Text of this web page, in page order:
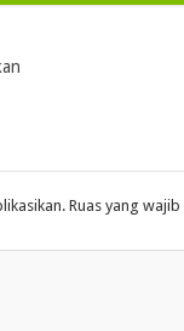
Ruas yang